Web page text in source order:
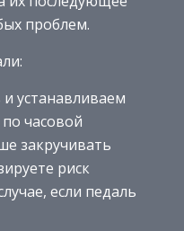
проблем.
устанавливаем
часовой
закручивать
риск
если педаль